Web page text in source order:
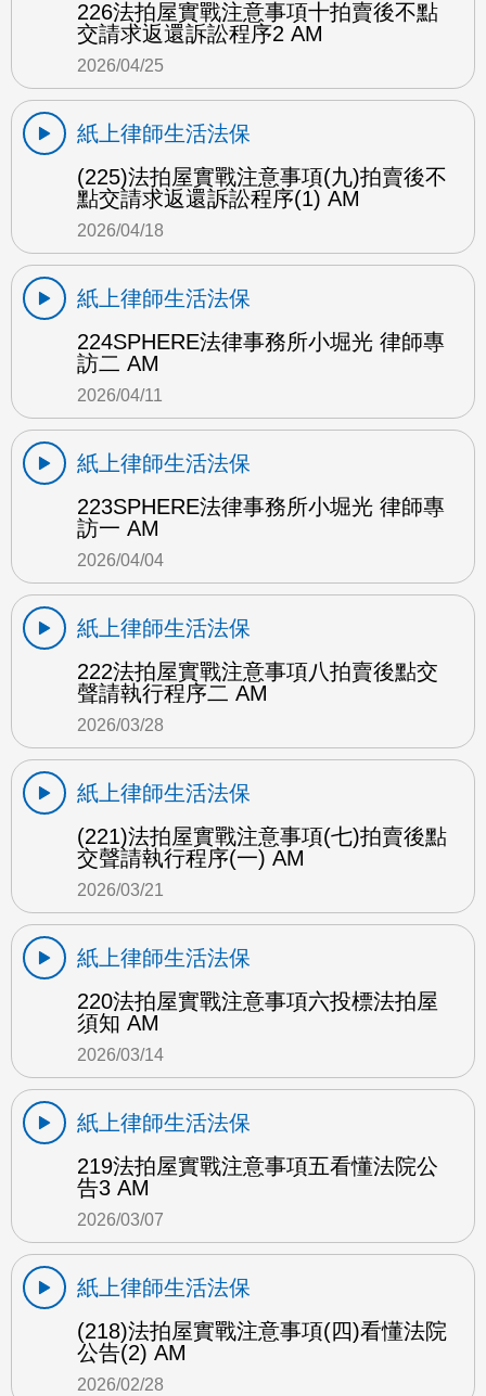
226法拍屋實戰注意事項十拍賣後不點
交請求返還訴訟程序2 AM
2026/04/25
紙上律師生活法保
(225)法拍屋實戰注意事項(九)拍賣後不
點交請求返還訴訟程序(1) AM
2026/04/18
紙上律師生活法保
224SPHERE法律事務所小堀光 律師專
訪二 AM
2026/04/11
紙上律師生活法保
223SPHERE法律事務所小堀光 律師專
訪一 AM
2026/04/04
紙上律師生活法保
222法拍屋實戰注意事項八拍賣後點交
聲請執行程序二 AM
2026/03/28
紙上律師生活法保
(221)法拍屋實戰注意事項(七)拍賣後點
交聲請執行程序(一) AM
2026/03/21
紙上律師生活法保
220法拍屋實戰注意事項六投標法拍屋
須知 AM
2026/03/14
紙上律師生活法保
219法拍屋實戰注意事項五看懂法院公
告3 AM
2026/03/07
紙上律師生活法保
(218)法拍屋實戰注意事項(四)看懂法院
公告(2) AM
2026/02/28